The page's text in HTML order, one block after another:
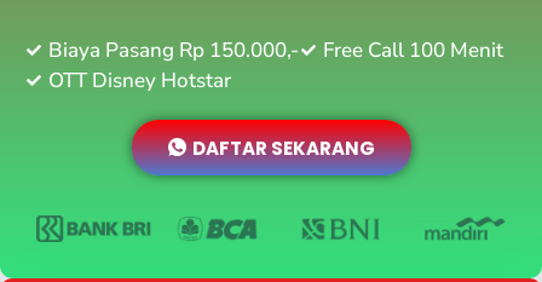
Biaya Pasang Rp 150.000,-
Free Call 100 Menit
OTT Disney Hotstar
DAFTAR SEKARANG